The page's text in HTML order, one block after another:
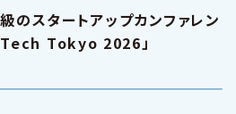
のスタートアップカンファレン
Tokyo 2026」